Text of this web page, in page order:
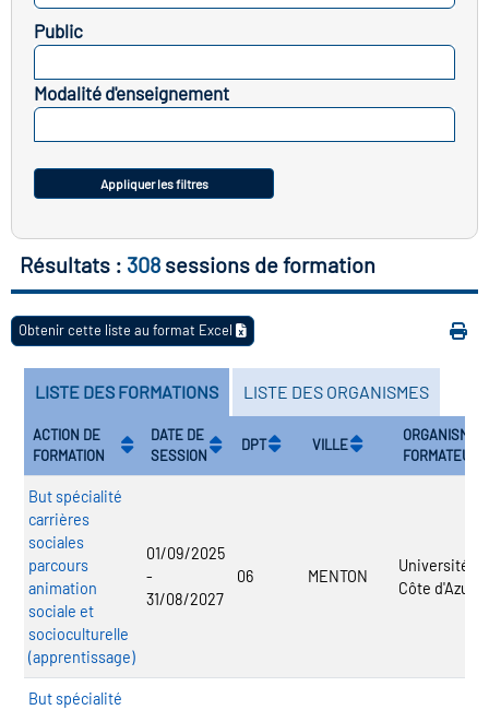
des secteurs(en
construction)
Public
Modalité d'enseignement
Appliquer les filtres
Résultats : 308 sessions de formation
Obtenir cette liste au format Excel
LISTE DES FORMATIONS LISTE DES ORGANISMES
ACTION DE
FORMATION
DATE DE
SESSION
DPT VILLE
ORGANISME
FORMATEUR
But spécialité
carrières
sociales
parcours
animation
sociale et
socioculturelle
(apprentissage)
01/09/2025
-
31/08/2027
06 MENTON
Université
Côte d'Azur
But spécialité